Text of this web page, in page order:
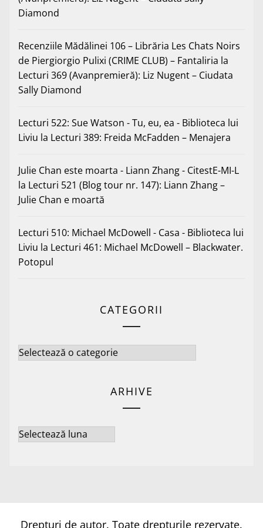
Diamond
Recenziile Mădălinei 106 – Librăria Les Chats Noirs
de Piergiorgio Pulixi (CRIME CLUB) – Fantaliria la
Lecturi 369 (Avanpremieră): Liz Nugent – Ciudata
Sally Diamond
Lecturi 522: Sue Watson - Tu, eu, ea - Biblioteca lui
Liviu la Lecturi 389: Freida McFadden – Menajera
Julie Chan este moarta - Liann Zhang - CitestE-MI-L
la Lecturi 521 (Blog tour nr. 147): Liann Zhang –
Julie Chan e moartă
Lecturi 510: Michael McDowell - Casa - Biblioteca lui
Liviu la Lecturi 461: Michael McDowell – Blackwater.
Potopul
CATEGORII
Categorii
ARHIVE
Arhive
Drepturi de autor. Toate drepturile rezervate.